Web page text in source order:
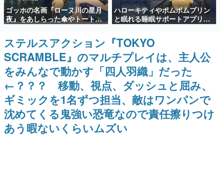
新世代に訊く
これからのデジタルゲーム市場を担う若きクリエイター達
の姿を追い、彼らのルーツと情熱を探っていきます。
ゲーム世代の作家たち
ゲームに多大な影響を受けた作家さんに取材し、ゲームが
日本のコンテンツ産業やカルチャーに与えた影響を探る企
画です。
日本モバイルゲーム産業史
日本のモバイルゲーム史における主要なトピック・タイト
ルを網羅するほか、開発者へのインタビューや識者による
解説を掲載。約20年の歴史が一望できる決定版！
若ゲのいたり〜ゲームクリエイターの青春〜
『うつヌケ』『ペンと箸』等で知られるマンガ家・田中圭
ゴッホの名画『ローヌ川の星月
夜』をあしらった傘やトートバ
ッグなどが登場。8月7日21時よ
ハローキティやポムポムプリン
と眠れる睡眠サポートアプリ
『ゆめたび』が配信中。キャラ
ごとのASMRや目覚ましアラー
ムも搭載
ステルスアクション『TOKYO
SCRAMBLE』のマルチプレイは、主人公
をみんなで動かす「四人羽織」だった
←？？？ 移動、視点、ダッシュと屈み、
ギミックを1名ずつ担当、敵はワンパンで
沈めてくる鬼強い恐竜なので責任擦りつけ
あう暇ないくらいムズい